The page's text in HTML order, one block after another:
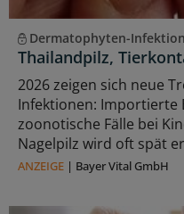
Dermatophyten-
Thailandpilz,
2026 zeigen sich neue
Infektionen: Importierte
zoonotische Fälle bei
Nagelpilz wird oft spät
ANZEIGE | Bayer Vital GmbH